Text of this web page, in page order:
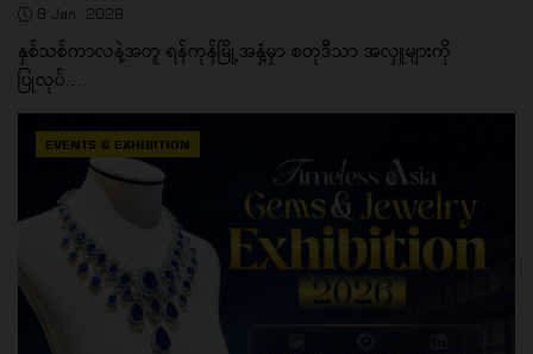
9 Jan, 2026
နှစ်သစ်ကာလနဲ့အတူ ရန်ကုန်မြို့အနှံ့မှာ စတုဒီသာ အလှူများကို
ပြုလုပ်...
EVENTS & EXHIBITION